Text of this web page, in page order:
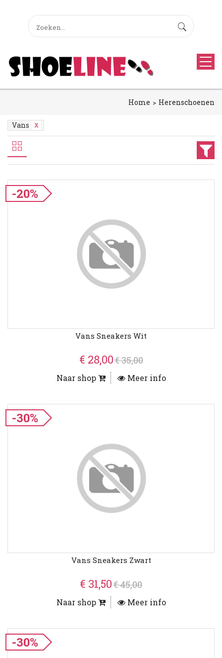
Home Herenschoenen
Vans
-20%
Vans Sneakers Wit
€ 28,00€ 35,00
Naar shop Meer info
-30%
Vans Sneakers Zwart
€ 31,50€ 45,00
Naar shop Meer info
-30%